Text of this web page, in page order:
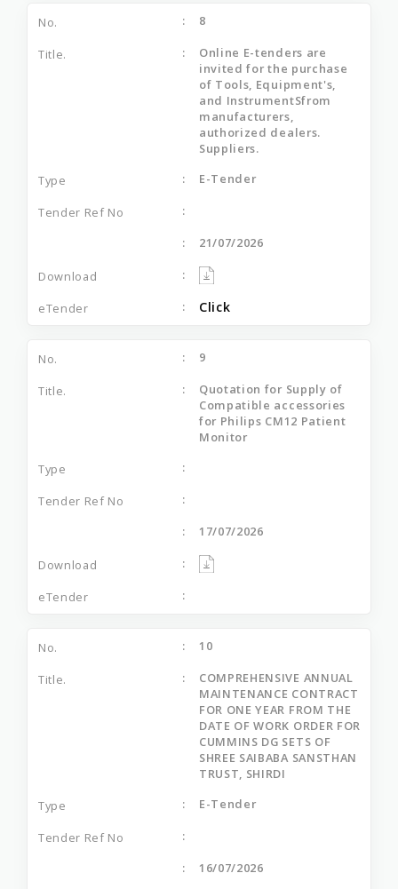
8
Online E-tenders are
invited for the purchase
of Tools, Equipment's,
and InstrumentSfrom
manufacturers,
authorized dealers.
Suppliers.
E-Tender
21/07/2026
Click
9
Quotation for Supply of
Compatible accessories
for Philips CM12 Patient
Monitor
17/07/2026
10
COMPREHENSIVE ANNUAL
MAINTENANCE CONTRACT
FOR ONE YEAR FROM THE
DATE OF WORK ORDER FOR
CUMMINS DG SETS OF
SHREE SAIBABA SANSTHAN
TRUST, SHIRDI
E-Tender
16/07/2026